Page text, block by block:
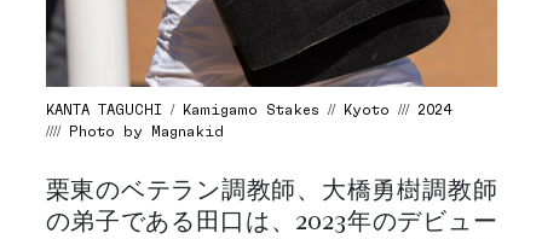
KANTA TAGUCHI / Kamigamo Stakes // Kyoto /// 2024
//// Photo by Magnakid
栗東のベテラン調教師、大橋勇樹調教師
の弟子である田口は、2023年のデビュー